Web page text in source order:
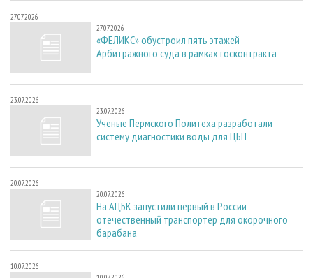
27.07.2026
27.07.2026
«ФЕЛИКС» обустроил пять этажей
Арбитражного суда в рамках госконтракта
23.07.2026
23.07.2026
Ученые Пермского Политеха разработали
систему диагностики воды для ЦБП
20.07.2026
20.07.2026
На АЦБК запустили первый в России
отечественный транспортер для окорочного
барабана
10.07.2026